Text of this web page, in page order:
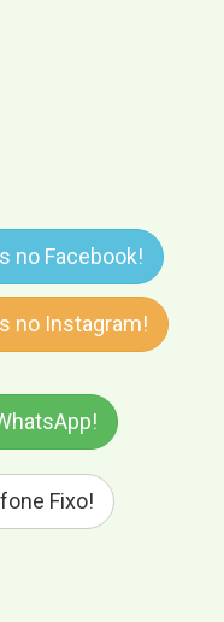
no Facebook!
no Instagram!
Fixo!